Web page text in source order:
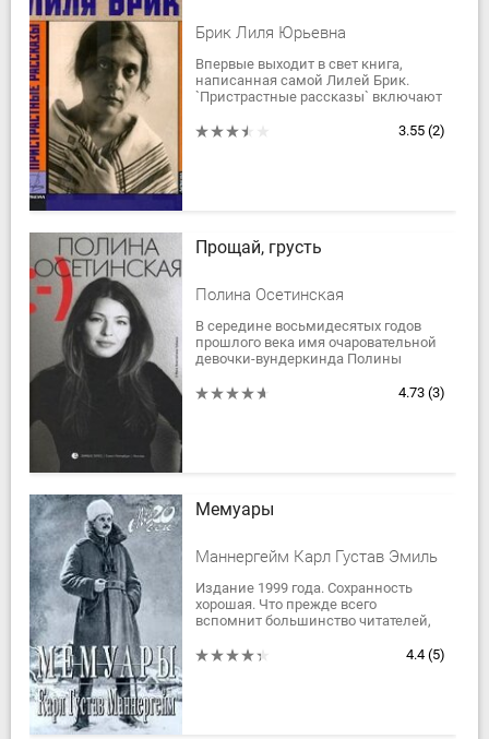
Брик Лиля Юрьевна
Впервые выходит в свет книга,
написанная самой Лилей Брик.
`Пристрастные рассказы` включают
текстов, документов, фотографий, а
3.55 (2)
Прощай, грусть
Полина Осетинская
В середине восьмидесятых годов
прошлого века имя очаровательной
девочки-вундеркинда Полины
просторах СССР миллионам. В этой
4.73 (3)
Мемуары
Маннергейм Карл Густав Эмиль
Издание 1999 года. Сохранность
хорошая. Что прежде всего
вспомнит большинство читателей,
`Маннергейм`? Смутное упоминание
4.4 (5)